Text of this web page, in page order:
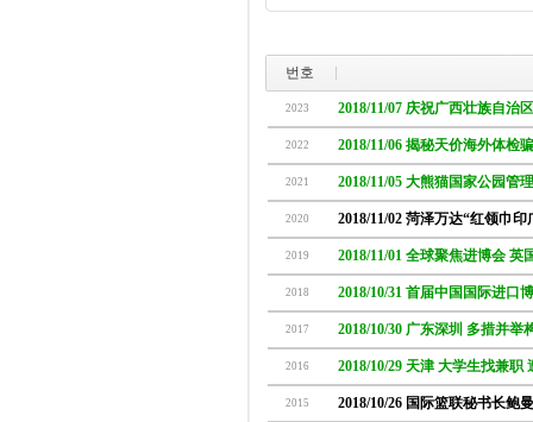
번호
2023 2018/11/07 庆祝广西壮族自治
2022 2018/11/06 揭秘天价海外体检
2021 2018/11/05 大熊猫国家公园管
2020 2018/11/02 菏泽万达“红领巾
2019 2018/11/01 全球聚焦进博会
2018 2018/10/31 首届中国国际进口
2017 2018/10/30 广东深圳 多措并
2016 2018/10/29 天津 大学生找兼职
2015 2018/10/26 国际篮联秘书长鲍